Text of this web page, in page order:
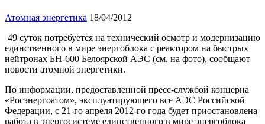
Атомная энергетика 18/04/2012
49 суток потребуется на технический осмотр и модернизацию
единственного в мире энергоблока с реактором на быстрых
нейтронах БН-600 Белоярской АЭС (см. на фото), сообщают
новости атомной энергетики.
По информации, предоставленной пресс-службой концерна
«Росэнергоатом», эксплуатирующего все АЭС Российской
Федерации, с 21-го апреля 2012-го года будет приостановлена
работа в энергосистеме единственного в мире энергоблока